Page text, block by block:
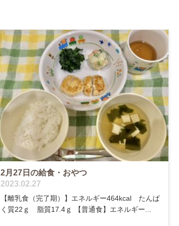
2月27日の給食・おやつ
2023.02.27
【離乳食（完了期）】エネルギー464kcal たんぱ
く質22ｇ 脂質17.4ｇ 【普通食】エネルギー...